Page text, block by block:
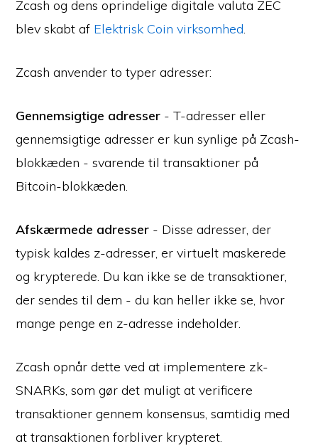
Zcash og dens oprindelige digitale valuta ZEC
blev skabt af Elektrisk Coin virksomhed.
Zcash anvender to typer adresser:
Gennemsigtige adresser - T-adresser eller
gennemsigtige adresser er kun synlige på Zcash-
blokkæden - svarende til transaktioner på
Bitcoin-blokkæden.
Afskærmede adresser - Disse adresser, der
typisk kaldes z-adresser, er virtuelt maskerede
og krypterede. Du kan ikke se de transaktioner,
der sendes til dem - du kan heller ikke se, hvor
mange penge en z-adresse indeholder.
Zcash opnår dette ved at implementere zk-
SNARKs, som gør det muligt at verificere
transaktioner gennem konsensus, samtidig med
at transaktionen forbliver krypteret.